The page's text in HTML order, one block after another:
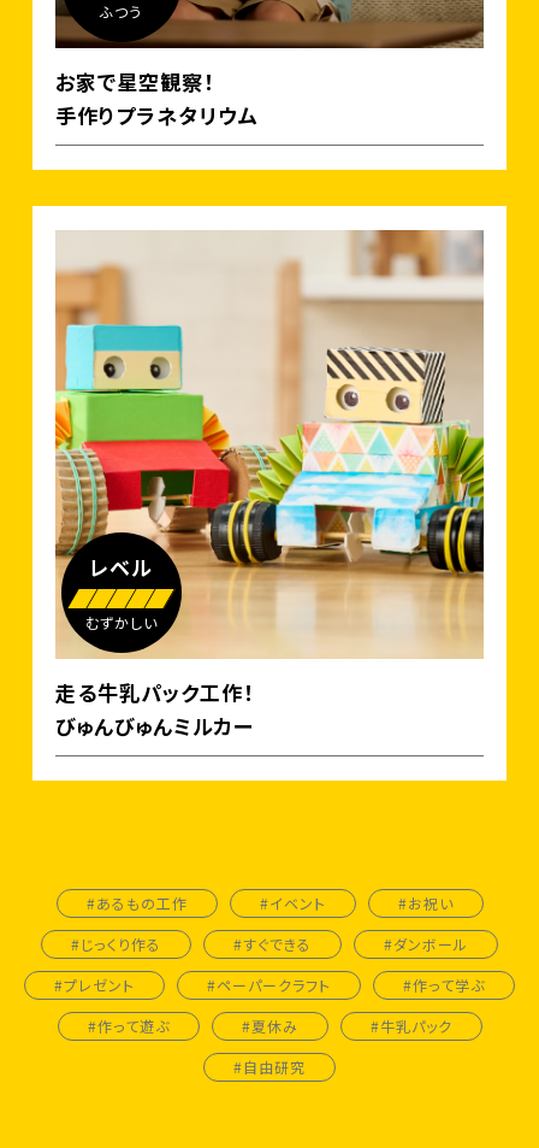
ふつう
お家で星空観察！
手作りプラネタリウム
レベル
むずかしい
走る牛乳パック工作！
びゅんびゅんミルカー
#あるもの工作 #イベント
#お祝い
#じっくり作る
#すぐできる
#ダンボール
#プレゼント
#ペーパークラフト
#作って学ぶ
#作って遊ぶ
#夏休み
#牛乳パック
#自由研究